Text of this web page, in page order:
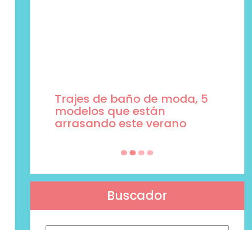
Trajes de baño de moda, 5
modelos que están
arrasando este verano
Buscador